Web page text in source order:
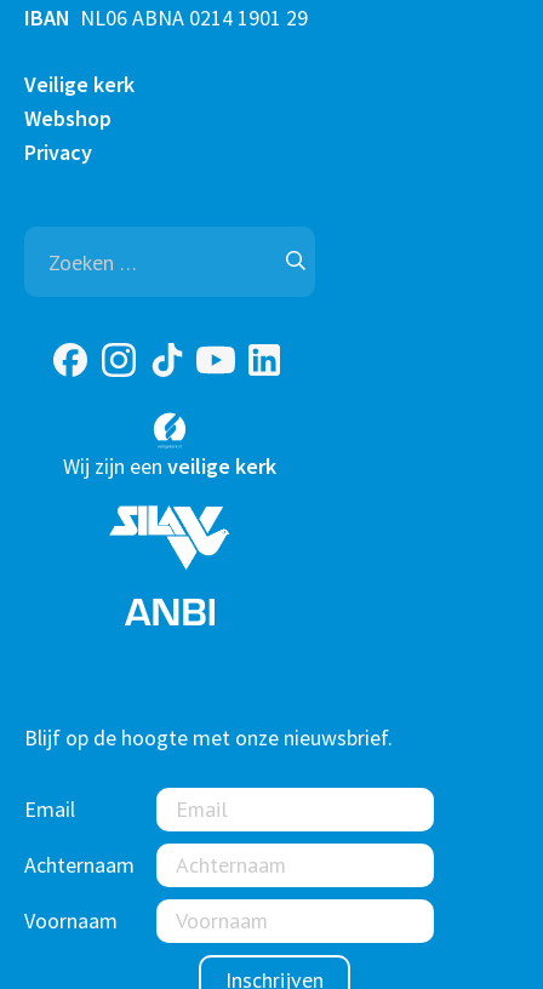
IBAN NL06 ABNA 0214 1901 29
Veilige kerk
Webshop
Privacy
Zoeken
naar:
Wij zijn een veilige kerk
Blijf op de hoogte met onze nieuwsbrief.
Email
Achternaam
Voornaam
Inschrijven